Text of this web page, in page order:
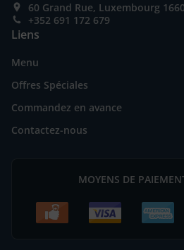
60 Grand Rue, Luxembourg
+352 691 172 679
Liens
Menu
Offres Spéciales
Commandez en avance
Contactez-nous
MOYENS DE